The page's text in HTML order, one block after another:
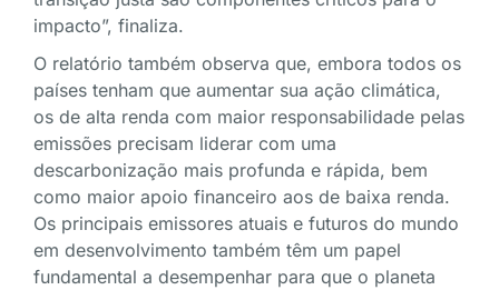
impacto”, finaliza.
O relatório também observa que, embora todos os
países tenham que aumentar sua ação climática,
os de alta renda com maior responsabilidade pelas
emissões precisam liderar com uma
descarbonização mais profunda e rápida, bem
como maior apoio financeiro aos de baixa renda.
Os principais emissores atuais e futuros do mundo
em desenvolvimento também têm um papel
fundamental a desempenhar para que o planeta